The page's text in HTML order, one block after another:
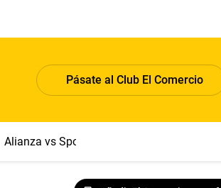
Pásate al Club El Comercio
Alianza vs Sport Boys